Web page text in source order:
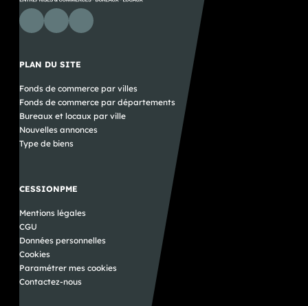
PLAN DU SITE
Fonds de commerce par villes
Fonds de commerce par départements
Bureaux et locaux par ville
Nouvelles annonces
Type de biens
CESSIONPME
Mentions légales
CGU
Données personnelles
Cookies
Paramétrer mes cookies
Contactez-nous